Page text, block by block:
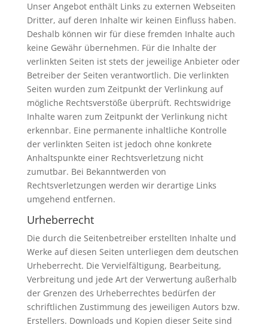
Unser Angebot enthält Links zu externen Webseiten
Dritter, auf deren Inhalte wir keinen Einfluss haben.
Deshalb können wir für diese fremden Inhalte auch
keine Gewähr übernehmen. Für die Inhalte der
verlinkten Seiten ist stets der jeweilige Anbieter oder
Betreiber der Seiten verantwortlich. Die verlinkten
Seiten wurden zum Zeitpunkt der Verlinkung auf
mögliche Rechtsverstöße überprüft. Rechtswidrige
Inhalte waren zum Zeitpunkt der Verlinkung nicht
erkennbar. Eine permanente inhaltliche Kontrolle
der verlinkten Seiten ist jedoch ohne konkrete
Anhaltspunkte einer Rechtsverletzung nicht
zumutbar. Bei Bekanntwerden von
Rechtsverletzungen werden wir derartige Links
umgehend entfernen.
Urheberrecht
Die durch die Seitenbetreiber erstellten Inhalte und
Werke auf diesen Seiten unterliegen dem deutschen
Urheberrecht. Die Vervielfältigung, Bearbeitung,
Verbreitung und jede Art der Verwertung außerhalb
der Grenzen des Urheberrechtes bedürfen der
schriftlichen Zustimmung des jeweiligen Autors bzw.
Erstellers. Downloads und Kopien dieser Seite sind